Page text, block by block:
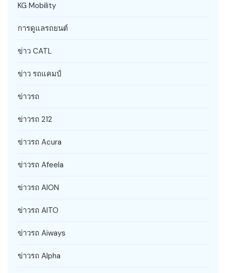
KG Mobility
การดูแลรถยนต์
ข่าว CATL
ข่าว รถแคมป์
ข่าวรถ
ข่าวรถ 212
ข่าวรถ Acura
ข่าวรถ Afeela
ข่าวรถ AION
ข่าวรถ AITO
ข่าวรถ Aiways
ข่าวรถ Alpha